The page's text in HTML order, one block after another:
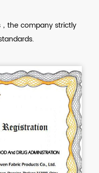
the company strictly